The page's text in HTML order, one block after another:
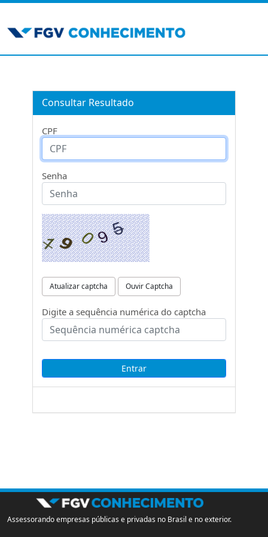
Consultar Resultado
CPF
Senha
Atualizar captcha Ouvir Captcha
Digite a sequência numérica do captcha
Assessorando empresas públicas e privadas no Brasil e no exterior.